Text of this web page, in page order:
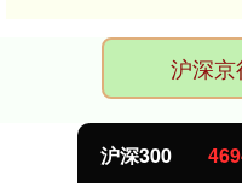
沪深
北证50